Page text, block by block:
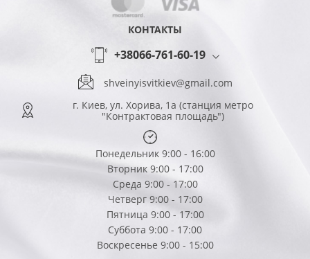
КОНТАКТЫ
+38066-761-60-19
shveinyisvitkiev@gmail.com
г. Киев, ул. Хорива, 1а (станция метро
"Контрактовая площадь")
Понедельник 9:00 - 16:00
Вторник 9:00 - 17:00
Среда 9:00 - 17:00
Четверг 9:00 - 17:00
Пятница 9:00 - 17:00
Суббота 9:00 - 17:00
Воскресенье 9:00 - 15:00